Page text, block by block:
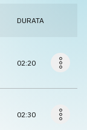
DURATA
02:20
02:30